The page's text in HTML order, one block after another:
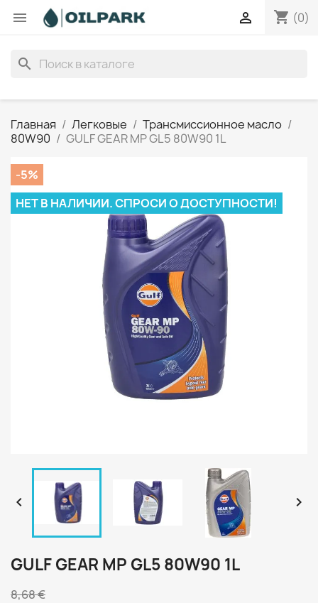
 shopping_cart (0)

search
Главная Легковые
Трансмиссионное масло
80W90
GULF GEAR MP GL5 80W90 1L
-5%
НЕТ В НАЛИЧИИ. СПРОСИ О ДОСТУПНОСТИ!
 
GULF GEAR MP GL5 80W90 1L
8,68 €